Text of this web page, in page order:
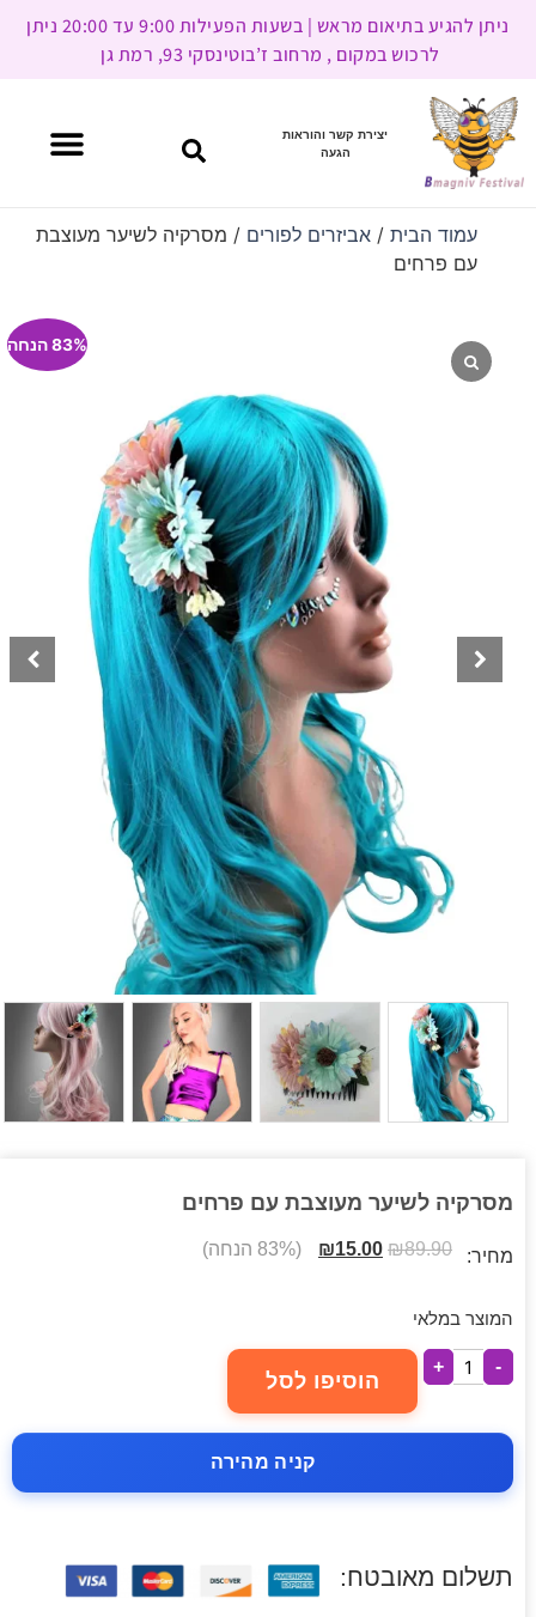
ניתן להגיע בתיאום מראש | בשעות הפעילות 9:00 עד 20:00 ניתן
לרכוש במקום , מרחוב ז’בוטינסקי 93, רמת גן
יצירת קשר והוראות
הגעה
עמוד הבית/ אביזרים לפורים / מסרקיה לשיער מעוצבת
עם פרחים
83% הנחה
מסרקיה לשיער מעוצבת עם פרחים
מחיר: ₪89.90
₪15.00 (83% הנחה)
המוצר במלאי
-
+
הוסיפו לסל
קניה מהירה
תשלום מאובטח: